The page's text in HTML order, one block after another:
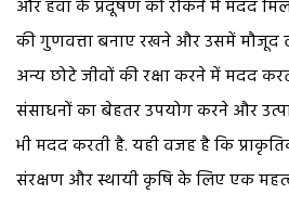
और हवा के प्रदूषण को रोकने में मदद
की गुणवत्ता बनाए रखने और उसमें
अन्य छोटे जीवों की रक्षा करने में मदद
संसाधनों का बेहतर उपयोग करने और
भी मदद करती है. यही वजह है कि
संरक्षण और स्थायी कृषि के लिए एक